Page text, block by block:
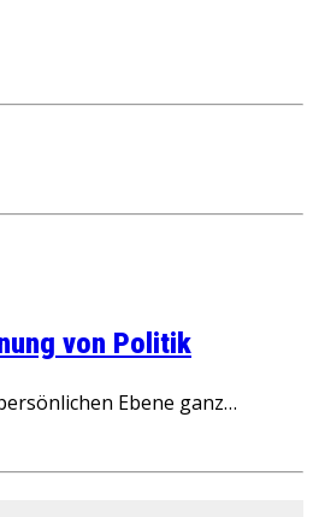
von Politik
Ebene ganz…